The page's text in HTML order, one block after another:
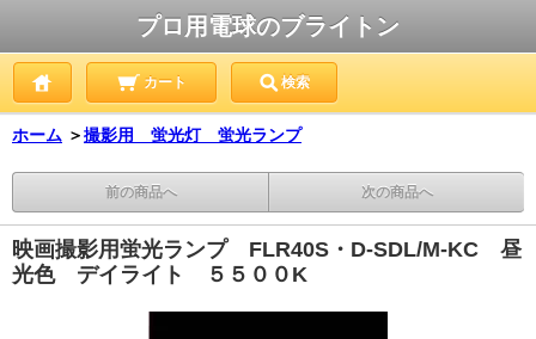
プロ用電球のブライトン
カート 検索
ホーム ＞撮影用 蛍光灯 蛍光ランプ
前の商品へ 次の商品へ
映画撮影用蛍光ランプ FLR40S・D-SDL/M-KC 昼
光色 デイライト ５５００K